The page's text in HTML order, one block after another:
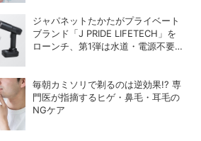
ジャパネットたかたがプライベート
ブランド「J PRIDE LIFETECH」を
ローンチ、第1弾は水道・電源不要
毎朝カミソリで剃るのは逆効果!? 専
門医が指摘するヒゲ・鼻毛・耳毛の
NGケア